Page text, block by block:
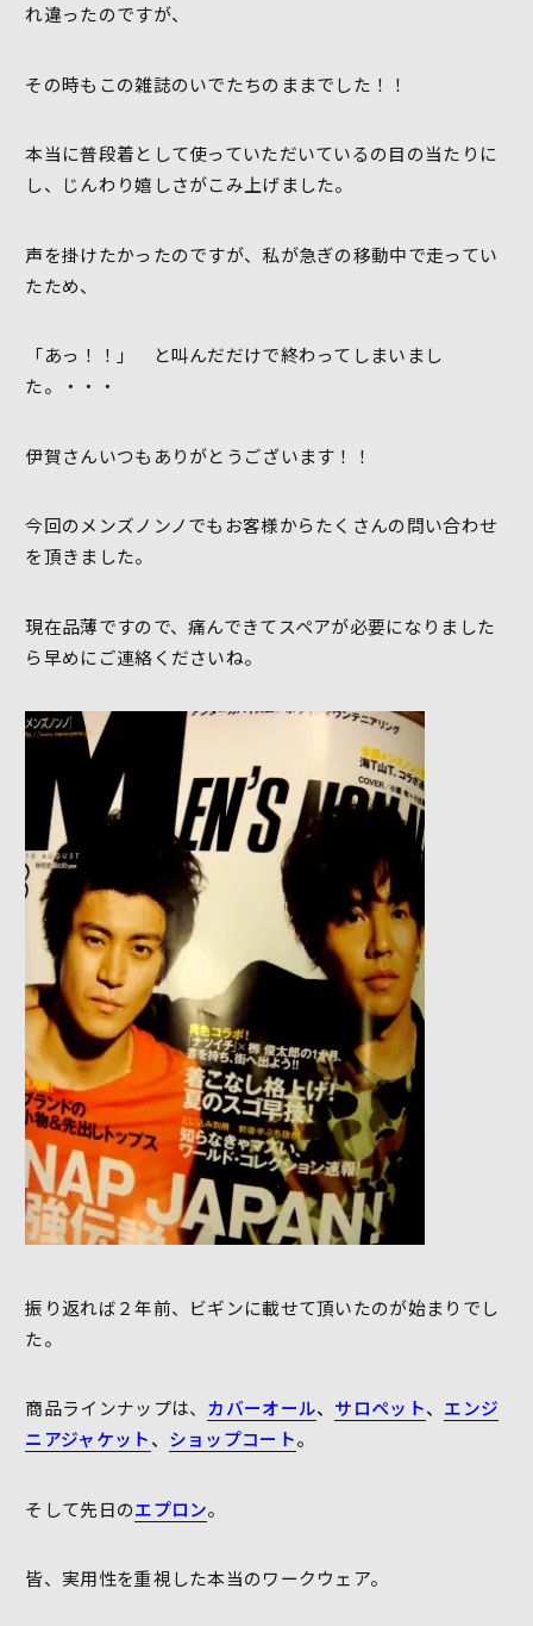
れ違ったのですが、
その時もこの雑誌のいでたちのままでした！！
本当に普段着として使っていただいているの目の当たりに
し、じんわり嬉しさがこみ上げました。
声を掛けたかったのですが、私が急ぎの移動中で走ってい
たため、
「あっ！！」 と叫んだだけで終わってしまいまし
た。・・・
伊賀さんいつもありがとうございます！！
今回のメンズノンノでもお客様からたくさんの問い合わせ
を頂きました。
現在品薄ですので、痛んできてスペアが必要になりました
ら早めにご連絡くださいね。
振り返れば２年前、ビギンに載せて頂いたのが始まりでし
た。
商品ラインナップは、 カバーオール、 サロペット、 エンジ
ニアジャケット、 ショップコート。
そして先日のエプロン。
皆、実用性を重視した本当のワークウェア。